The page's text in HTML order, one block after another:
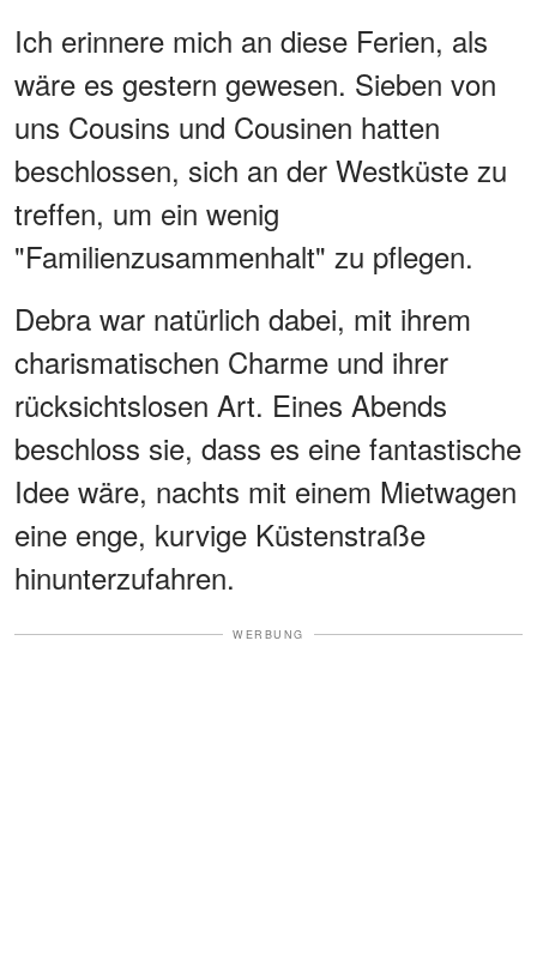
Ich erinnere mich an diese Ferien, als
wäre es gestern gewesen. Sieben von
uns Cousins und Cousinen hatten
beschlossen, sich an der Westküste zu
treffen, um ein wenig
"Familienzusammenhalt" zu pflegen.
Debra war natürlich dabei, mit ihrem
charismatischen Charme und ihrer
rücksichtslosen Art. Eines Abends
beschloss sie, dass es eine fantastische
Idee wäre, nachts mit einem Mietwagen
eine enge, kurvige Küstenstraße
hinunterzufahren.
WERBUNG